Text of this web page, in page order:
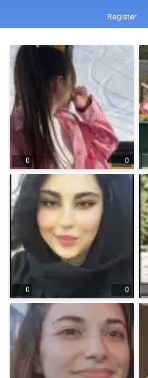
Register
0 0
0 0